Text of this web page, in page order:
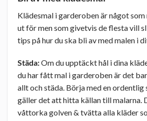
Klädesmal i garderoben är något
ut för men som givetvis de flesta vill
tips på hur du ska bli av med malen i
Städa:Om du upptäckt hål i dina
du har fått mal i garderoben är det
allt och städa. Börja med en ordentlig
gäller det att hitta källan till malarna.
våttorka golven & tvätta alla kläder